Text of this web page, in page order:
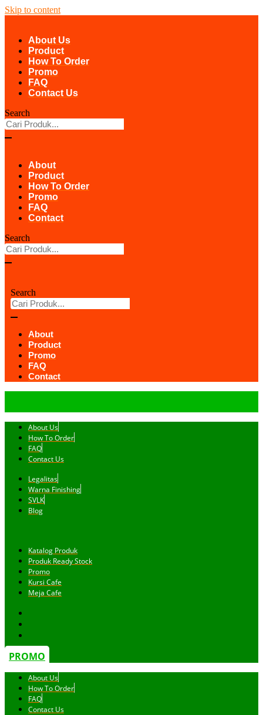
Skip to content
About Us
Product
How To Order
Promo
FAQ
Contact Us
Search
About
Product
How To Order
Promo
FAQ
Contact
Search
Search
About
Product
Promo
FAQ
Contact
About Us
How To Order
FAQ
Contact Us
Legalitas
Warna Finishing
SVLK
Blog
Katalog Produk
Produk Ready Stock
Promo
Kursi Cafe
Meja Cafe
PROMO
About Us
How To Order
FAQ
Contact Us